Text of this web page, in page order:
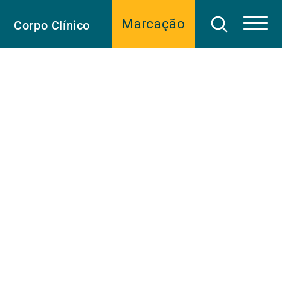
Marcação
Corpo Clínico